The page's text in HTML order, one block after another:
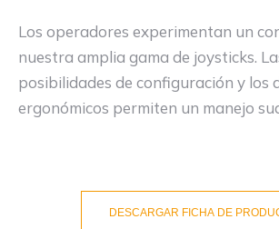
Los operadores experimentan un
nuestra amplia gama de joysticks.
posibilidades de configuración y los
ergonómicos permiten un manejo
DESCARGAR FICHA DE